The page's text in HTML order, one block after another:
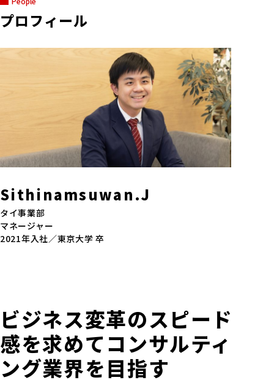
プロフィール
Sithinamsuwan.J
タイ事業部
マネージャー
2021年入社／東京大学 卒
ビジネス変革のスピード
感を求めてコンサルティ
ング業界を目指す